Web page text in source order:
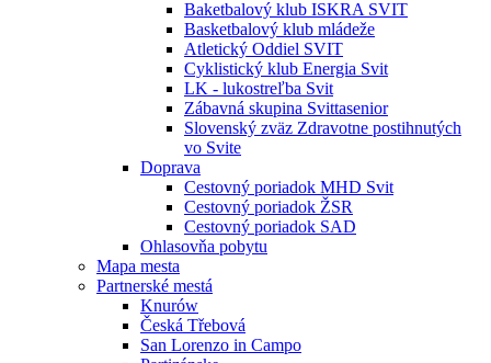
Baketbalový klub ISKRA SVIT
Basketbalový klub mládeže
Atletický Oddiel SVIT
Cyklistický klub Energia Svit
LK - lukostreľba Svit
Zábavná skupina Svittasenior
Slovenský zväz Zdravotne postihnutých
vo Svite
Doprava
Cestovný poriadok MHD Svit
Cestovný poriadok ŽSR
Cestovný poriadok SAD
Ohlasovňa pobytu
Mapa mesta
Partnerské mestá
Knurów
Česká Třebová
San Lorenzo in Campo